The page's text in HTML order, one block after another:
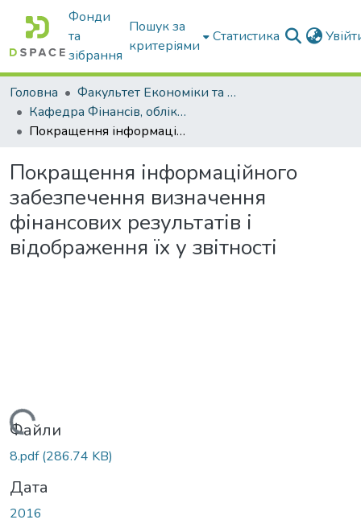
Фонди
та
зібрання
Пошук за
критеріями
Статистика
Головна
Факультет Економіки та бізнесу
Кафедра Фінансів, обліку і оподаткування
Покращення інформаційного забезпечення визначення фінансових результатів і відображення їх у звітності
Покращення інформаційного
забезпечення визначення
фінансових результатів і
відображення їх у звітності
Вантажиться...
Файли
8.pdf(286.74 KB)
Дата
2016